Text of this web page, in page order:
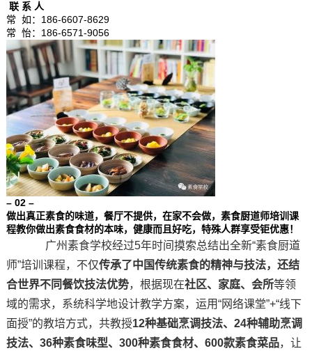
联 系 人
常 如：186-6607-8629
常 怡：186-6571-9056
– 02 –
做出真正素食的味道，餐厅不提供，在家不会做， 素食厨道师培训课
程教你做出素食食材的本味，健康而且好吃， 特殊人群享受钜优惠！
广州素食学校经过5年时间摸索总结出全新“素食厨道
师”培训课程，不仅传承了中国传统素食的精神与技法，还结
合世界不同餐饮技法优势，根据现在社区、家庭、会所等领
域的需求，系统科学地设计教学方案，运用“网络课堂”+“线下
面授”的教培方式，共教授12种基础烹调技法、24种辅助烹调
技法、36种素食味型、300种素食食材、600款素食菜品，让